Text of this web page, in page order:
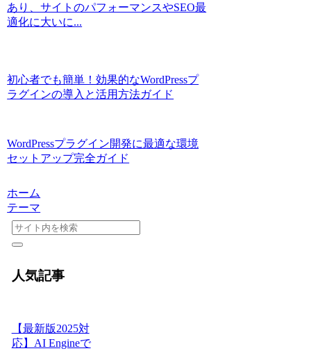
あり、サイトのパフォーマンスやSEO最
適化に大いに...
初心者でも簡単！効果的なWordPressプ
ラグインの導入と活用方法ガイド
WordPressプラグイン開発に最適な環境
セットアップ完全ガイド
ホーム
テーマ
人気記事
【最新版2025対
応】AI Engineで